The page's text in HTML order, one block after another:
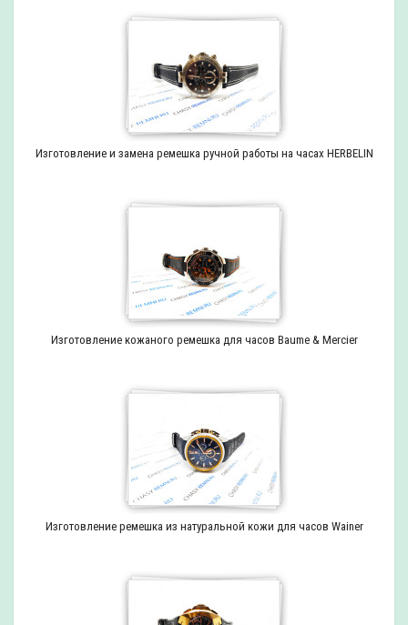
Изготовление и замена ремешка ручной работы на часах HERBELIN
Изготовление кожаного ремешка для часов Baume & Mercier
Изготовление ремешка из натуральной кожи для часов Wainer